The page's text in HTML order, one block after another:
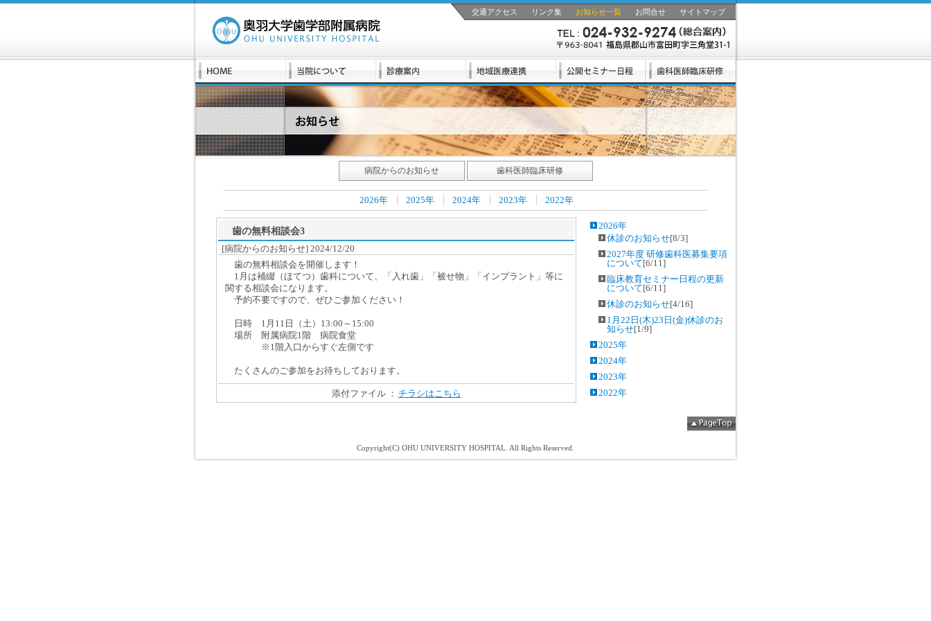
交通アクセス リンク集 お知らせ一覧 お問合せ サイトマップ
病院からのお知らせ 歯科医師臨床研修
2026年 2025年 2024年 2023年 2022年
歯の無料相談会3
[病院からのお知らせ] 2024/12/20
歯の無料相談会を開催します！
1月は補綴（ほてつ）歯科について、「入れ歯」「被せ物」「インプラント」等に
関する相談会になります。
予約不要ですので、ぜひご参加ください！
日時 1月11日（土）13:00～15:00
場所 附属病院1階 病院食堂
※1階入口からすぐ左側です
たくさんのご参加をお待ちしております。
添付ファイル ： チラシはこちら
2026年
休診のお知らせ[8/3]
2027年度 研修歯科医募集要項
について[6/11]
臨床教育セミナー日程の更新
について[6/11]
休診のお知らせ[4/16]
1月22日(木)23日(金)休診のお
知らせ[1/9]
2025年
2024年
2023年
2022年
Copyright(C) OHU UNIVERSITY HOSPITAL. All Rights Reserved.